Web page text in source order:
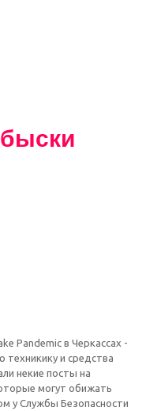
Pandemic в Черкассах -
и средства
некие посты на
могут обижать
у Службы Безопасности